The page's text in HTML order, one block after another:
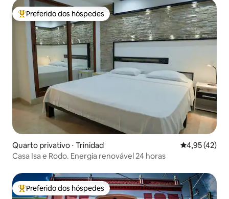
Entre os melhores preferidos dos hóspedes
Preferido dos hóspedes
Quarto privativo ⋅ Trinidad 4,95 de uma
4,95 (42)
Casa Isa e Rodo. Energia renovável 24 horas
Entre os melhores preferidos dos hóspedes
Preferido dos hóspedes